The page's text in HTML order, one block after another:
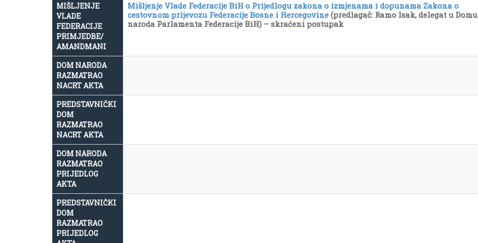
MIŠLJENJE
VLADE
FEDERACIJE
PRIMJEDBE/
AMANDMANI
Mišljenje Vlade Federacije BiH o Prijedlogu zakona o izmjenama i dopunama Zakona o
cestovnom prijevozu Federacije Bosne i Hercegovine (predlagač: Ramo Isak, delegat u Domu
naroda Parlamenta Federacije BiH) – skraćeni postupak
DOM NARODA
RAZMATRAO
NACRT AKTA
PREDSTAVNIČKI
DOM
RAZMATRAO
NACRT AKTA
DOM NARODA
RAZMATRAO
PRIJEDLOG
AKTA
PREDSTAVNIČKI
DOM
RAZMATRAO
PRIJEDLOG